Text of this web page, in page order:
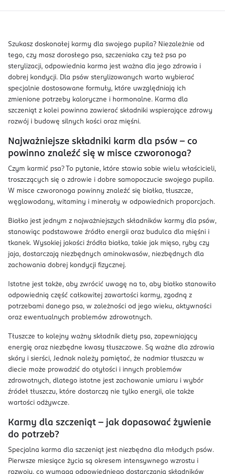
Szukasz doskonałej karmy dla swojego pupila? Niezależnie od
tego, czy masz dorosłego psa, szczeniaka czy też psa po
sterylizacji, odpowiednia karma jest ważna dla jego zdrowia i
dobrej kondycji. Dla psów sterylizowanych warto wybierać
specjalnie dostosowane formuły, które uwzględniają ich
zmienione potrzeby kaloryczne i hormonalne. Karma dla
szczeniąt z kolei powinna zawierać składniki wspierające zdrowy
rozwój i budowę silnych kości oraz mięśni.
Najważniejsze składniki karm dla psów – co
powinno znaleźć się w misce czworonoga?
Czym karmić psa? To pytanie, które stawia sobie wielu właścicieli,
troszczących się o zdrowie i dobre samopoczucie swojego pupila.
W misce czworonoga powinny znaleźć się białka, tłuszcze,
węglowodany, witaminy i minerały w odpowiednich proporcjach.
Białko jest jednym z najważniejszych składników karmy dla psów,
stanowiąc podstawowe źródło energii oraz budulca dla mięśni i
tkanek. Wysokiej jakości źródła białka, takie jak mięso, ryby czy
jaja, dostarczają niezbędnych aminokwasów, niezbędnych dla
zachowania dobrej kondycji fizycznej.
Istotne jest także, aby zwrócić uwagę na to, aby białko stanowiło
odpowiednią część całkowitej zawartości karmy, zgodną z
potrzebami danego psa, w zależności od jego wieku, aktywności
oraz ewentualnych problemów zdrowotnych.
Tłuszcze to kolejny ważny składnik diety psa, zapewniający
energię oraz niezbędne kwasy tłuszczowe. Są ważne dla zdrowia
skóry i sierści, Jednak należy pamiętać, że nadmiar tłuszczu w
diecie może prowadzić do otyłości i innych problemów
zdrowotnych, dlatego istotne jest zachowanie umiaru i wybór
źródeł tłuszczu, które dostarczą nie tylko energii, ale także
wartości odżywcze.
Karmy dla szczeniąt – jak dopasować żywienie
do potrzeb?
Specjalna karma dla szczeniąt jest niezbędna dla młodych psów.
Pierwsze miesiące życia są okresem intensywnego wzrostu i
rozwoju, co wymaga odpowiedniego dostarczania składników